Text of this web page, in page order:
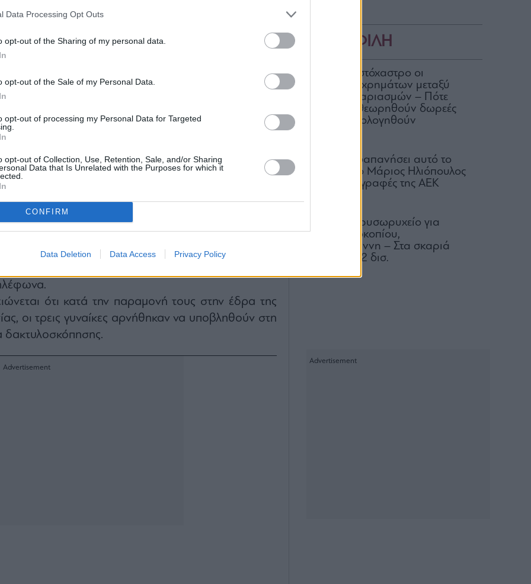
Data Processing Opt Outs
opt-out of the Sharing of my personal data.
opt-out of the Sale of my Personal Data.
opt-out of processing my Personal Data for Targeted
opt-out of Collection, Use, Retention, Sale, and/or Sharing
Data that Is Unrelated with the Purposes for which it
CONFIRM
Data Deletion Data Access Privacy Policy
συλληφθεισών σχηματίστηκε δικογραφία για
υποβολής σε δακτυλοσκοπική εξέταση.
κοντά στο σημείο όπου εντοπίστηκαν οι
βρέθηκε και κατασχέθηκε σακούλα που είχαν
Στο εσωτερικό της υπήρχαν τέσσερα καπέλα,
χρησιμοποιήσει για να καλύψουν τα χαρακτηριστικά
της επίθεσης.
από την Υποδιεύθυνση Αντιμετώπισης
Βίας στις οικίες των συλληφθεισών,
και κατασχέθηκαν δύο βαριοπούλες, δύο
μάσκες, πλαστικό δοχείο με κόκκινη μπογιά,
ότι κατά την παραμονή τους στην έδρα της
οι τρεις γυναίκες αρνήθηκαν να υποβληθούν στη
δακτυλοσκόπησης.
ΔΗΜΟΦΙΛΗ
ΑΑΔΕ: Στο στόχαστρο οι
μεταφορές χρημάτων μεταξύ
κοινών λογαριασμών – Πότε
μπορεί να θεωρηθούν δωρεές
και να φορολογηθούν
Πόσα έχει δαπανήσει αυτό το
καλοκαίρι ο Μάριος Ηλιόπουλος
για τις μεταγραφές της ΑΕΚ
Μαρίνες: Χρυσωρυχείο για
Λάτση, Προκοπίου,
Βαρδινογιάννη – Στα σκαριά
επενδύσεις 2 δισ.
08.08.2026